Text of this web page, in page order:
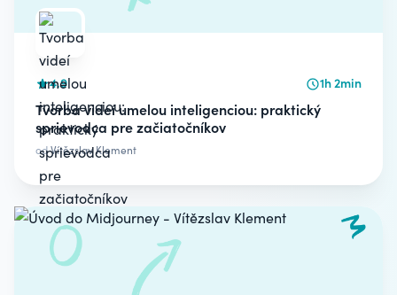
4.9 1h 2min
Tvorba videí umelou inteligenciou: praktický
sprievodca pre začiatočníkov
odVítězslav Klement